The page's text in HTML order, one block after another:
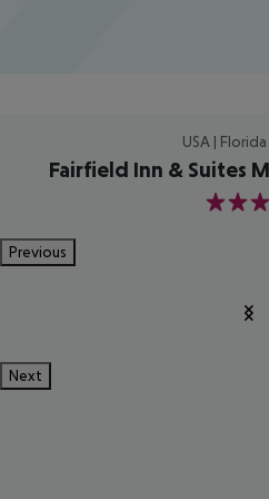
USA |
Fairfield Inn & Suites
3.5
Previous
Next